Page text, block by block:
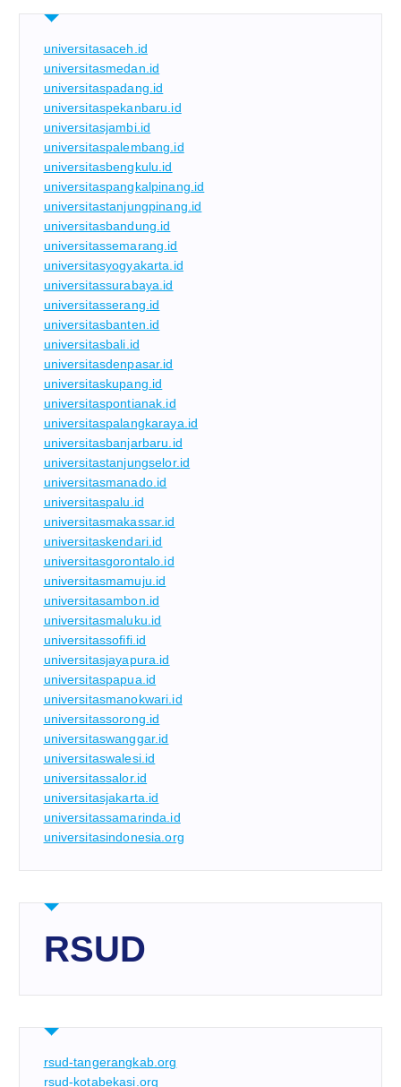
universitasaceh.id
universitasmedan.id
universitaspadang.id
universitaspekanbaru.id
universitasjambi.id
universitaspalembang.id
universitasbengkulu.id
universitaspangkalpinang.id
universitastanjungpinang.id
universitasbandung.id
universitassemarang.id
universitasyogyakarta.id
universitassurabaya.id
universitasserang.id
universitasbanten.id
universitasbali.id
universitasdenpasar.id
universitaskupang.id
universitaspontianak.id
universitaspalangkaraya.id
universitasbanjarbaru.id
universitastanjungselor.id
universitasmanado.id
universitaspalu.id
universitasmakassar.id
universitaskendari.id
universitasgorontalo.id
universitasmamuju.id
universitasambon.id
universitasmaluku.id
universitassofifi.id
universitasjayapura.id
universitaspapua.id
universitasmanokwari.id
universitassorong.id
universitaswanggar.id
universitaswalesi.id
universitassalor.id
universitasjakarta.id
universitassamarinda.id
universitasindonesia.org
RSUD
rsud-tangerangkab.org
rsud-kotabekasi.org